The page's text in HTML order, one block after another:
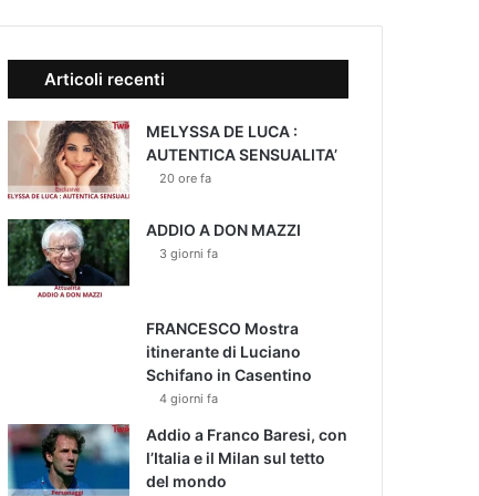
Articoli recenti
MELYSSA DE LUCA :
AUTENTICA SENSUALITA’
20 ore fa
ADDIO A DON MAZZI
3 giorni fa
FRANCESCO Mostra
itinerante di Luciano
Schifano in Casentino
4 giorni fa
Addio a Franco Baresi, con
l’Italia e il Milan sul tetto
del mondo